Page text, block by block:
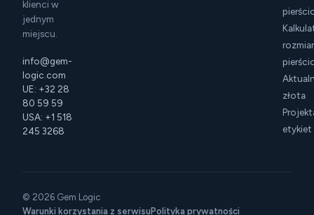
klienci w
jednym
miejscu.
info@gem-
logic.com
UE: +32 28
80 59 59
USA: +1 518
245 3268
złota
etykiet
© 2026 Gem Logic
Warunki korzystania z serwisu Polityka prywatności